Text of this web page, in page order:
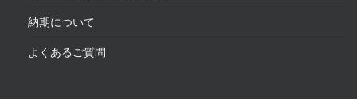
納期について
よくあるご質問